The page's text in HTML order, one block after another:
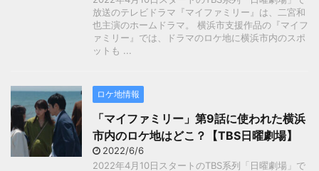
放送のテレビドラマ『マイファミリー』は、二宮和
也主演のホームドラマ。 横浜市支援作品の『マイフ
ァミリー』では、ドラマのロケ地に横浜市内のスポ
ットも ...
ロケ地情報
「マイファミリー」第9話に使われた横浜
市内のロケ地はどこ？【TBS日曜劇場】
2022/6/6
2022年4月10日スタートのTBS系列「日曜劇場」で